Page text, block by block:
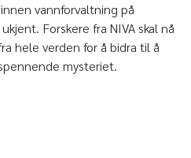
vannforvaltning på
Forskere fra NIVA skal nå
hele verden for å bidra til å
mysteriet.